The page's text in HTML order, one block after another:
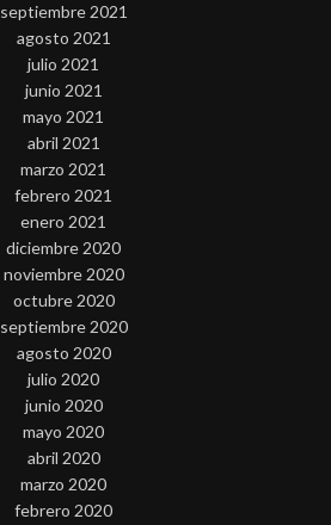
septiembre 2021
agosto 2021
julio 2021
junio 2021
mayo 2021
abril 2021
marzo 2021
febrero 2021
enero 2021
diciembre 2020
noviembre 2020
octubre 2020
septiembre 2020
agosto 2020
julio 2020
junio 2020
mayo 2020
abril 2020
marzo 2020
febrero 2020